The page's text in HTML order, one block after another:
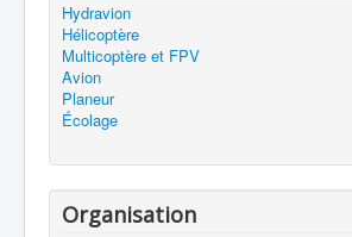
Hydravion
Hélicoptère
Multicoptère et FPV
Avion
Planeur
Écolage
Organisation